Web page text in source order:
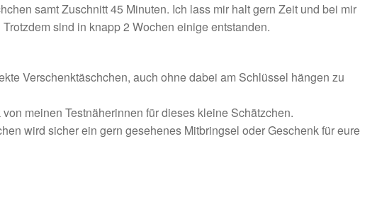
samt Zuschnitt 45 Minuten. Ich lass mir halt gern Zeit und bei mir
sind in knapp 2 Wochen einige entstanden.
Verschenktäschchen, auch ohne dabei am Schlüssel hängen zu
meinen Testnäherinnen für dieses kleine Schätzchen.
wird sicher ein gern gesehenes Mitbringsel oder Geschenk für eure